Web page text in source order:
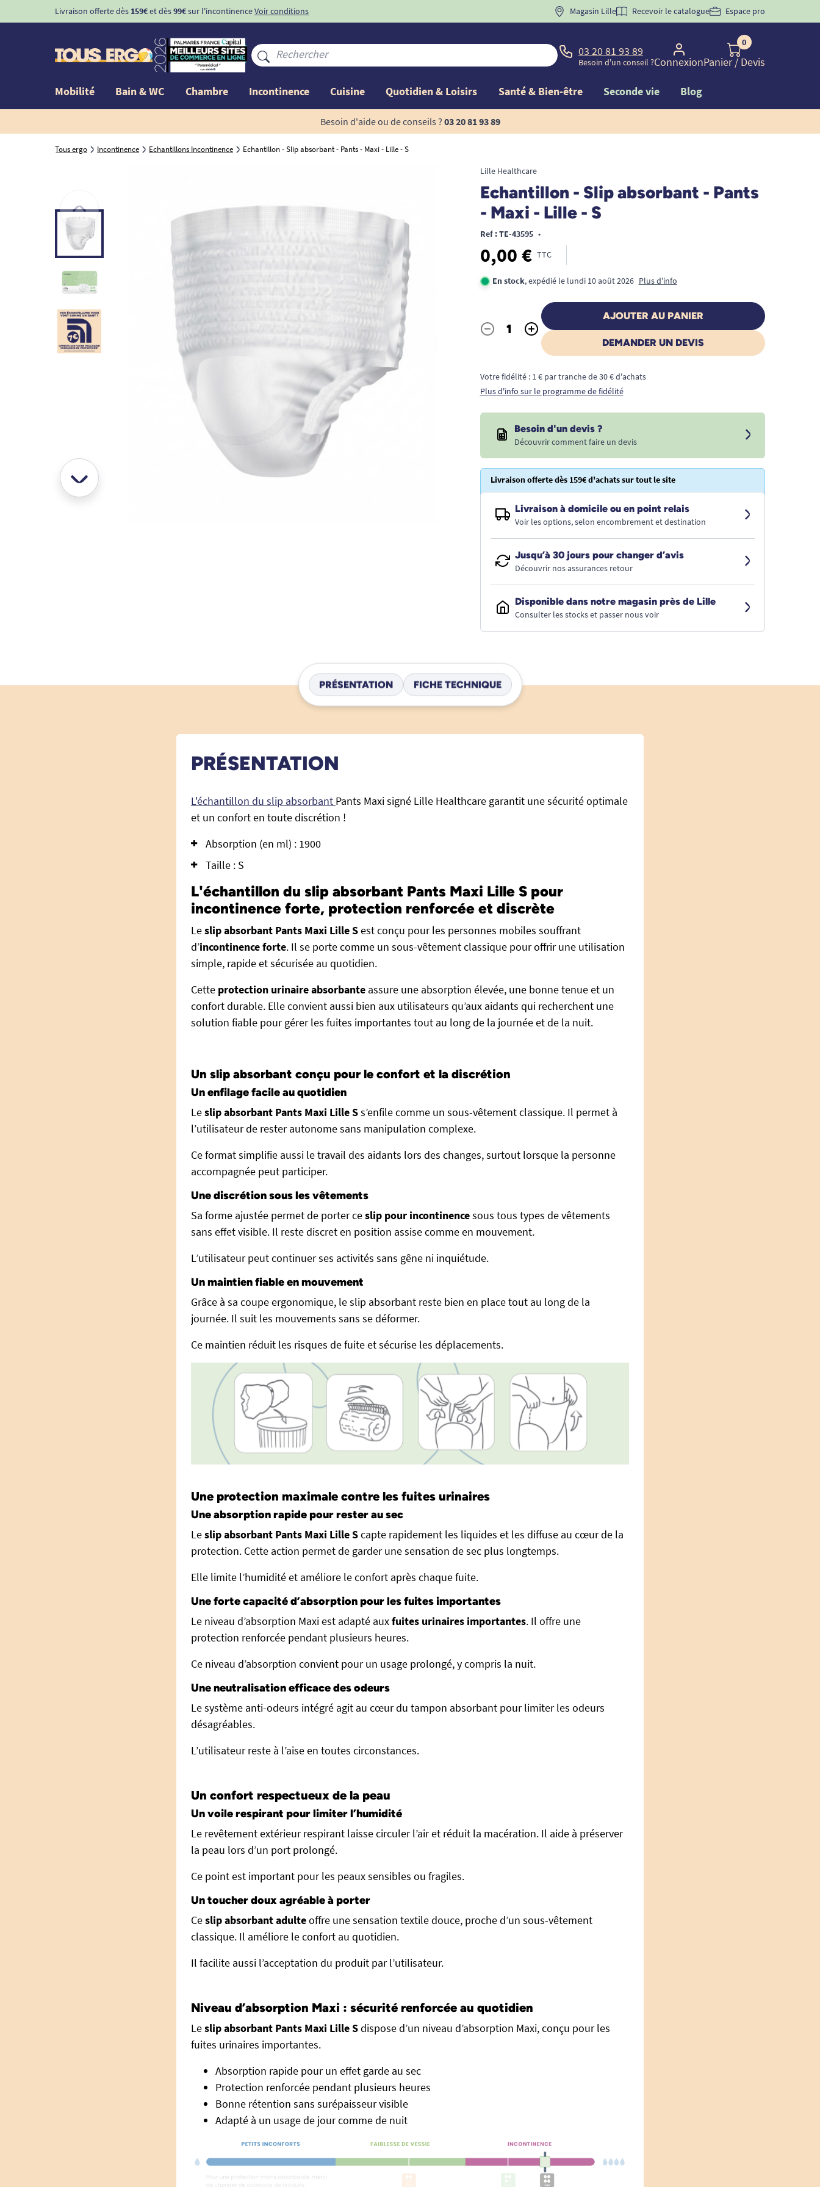
Livraison offerte dès 159€et dès99€sur l'incontinenceVoir conditions BIENVENUE" pourla 1ère commande d'incontinence
Magasin Lille Recevoir le catalogue Espace pro
03 20 81 93 89
Besoin d'un conseil ?Connexion
0
Panier/ Devis
Mobilité Bain & WC Chambre Incontinence Cuisine Quotidien & Loisirs Santé & Bien-être Seconde vie Blog
Besoin d'aide ou de conseils ? 03 20 81 93 89
Tous ergo Incontinence Echantillons Incontinence Echantillon - Slip absorbant - Pants - Maxi - Lille - S
Lille Healthcare
Echantillon - Slip absorbant - Pants
- Maxi - Lille - S
Ref : TE-43595 •
0,00 € TTC
En stock, expédié le lundi 10 août 2026 Plus d'info
Quantité
- +
AJOUTER AU PANIER
DEMANDER UN DEVIS
Votre fidélité : 1 € par tranche de 30 € d'achats
Plus d'info sur le programme de fidélité
Besoin d'un devis ?
Découvrir comment faire un devis
Livraison offerte dès 159€ d'achats sur tout le site
Livraison à domicile ou en point relais
Voir les options, selon encombrement et destination
Jusqu’à 30 jours pour changer d’avis
Découvrir nos assurances retour
Disponible dans notre magasin près de Lille
Consulter les stocks et passer nous voir
PRÉSENTATION FICHE TECHNIQUE
PRÉSENTATION
L'échantillon du slip absorbant Pants Maxi signé Lille Healthcare garantit une sécurité optimale
et un confort en toute discrétion !
Absorption (en ml) : 1900
Taille : S
L'échantillon du slip absorbant Pants Maxi Lille S pour
incontinence forte, protection renforcée et discrète
Leslip absorbant Pants Maxi Lille Sest conçu pour les personnes mobiles souffrant
d’incontinence forte. Il se porte comme un sous-vêtement classique pour offrir une utilisation
simple, rapide et sécurisée au quotidien.
Cette protection urinaire absorbante assure une absorption élevée, une bonne tenue et un
confort durable. Elle convient aussi bien aux utilisateurs qu’aux aidants qui recherchent une
solution fiable pour gérer les fuites importantes tout au long de la journée et de la nuit.
Un slip absorbant conçu pour le confort et la discrétion
Un enfilage facile au quotidien
Leslip absorbant Pants Maxi Lille Ss’enfile comme un sous-vêtement classique. Il permet à
l’utilisateur de rester autonome sans manipulation complexe.
Ce format simplifie aussi le travail des aidants lors des changes, surtout lorsque la personne
accompagnée peut participer.
Une discrétion sous les vêtements
Sa forme ajustée permet de porter ceslip pour incontinencesous tous types de vêtements
sans effet visible. Il reste discret en position assise comme en mouvement.
L’utilisateur peut continuer ses activités sans gêne ni inquiétude.
Un maintien fiable en mouvement
Grâce à sa coupe ergonomique, le slip absorbant reste bien en place tout au long de la
journée. Il suit les mouvements sans se déformer.
Ce maintien réduit les risques de fuite et sécurise les déplacements.
Une protection maximale contre les fuites urinaires
Une absorption rapide pour rester au sec
Leslip absorbant Pants Maxi Lille Scapte rapidement les liquides et les diffuse au cœur de la
protection. Cette action permet de garder une sensation de sec plus longtemps.
Elle limite l’humidité et améliore le confort après chaque fuite.
Une forte capacité d’absorption pour les fuites importantes
Le niveau d’absorption Maxi est adapté auxfuites urinaires importantes. Il offre une
protection renforcée pendant plusieurs heures.
Ce niveau d’absorption convient pour un usage prolongé, y compris la nuit.
Une neutralisation efficace des odeurs
Le système anti-odeurs intégré agit au cœur du tampon absorbant pour limiter les odeurs
désagréables.
L’utilisateur reste à l’aise en toutes circonstances.
Un confort respectueux de la peau
Un voile respirant pour limiter l’humidité
Le revêtement extérieur respirant laisse circuler l’air et réduit la macération. Il aide à préserver
la peau lors d’un port prolongé.
Ce point est important pour les peaux sensibles ou fragiles.
Un toucher doux agréable à porter
Ceslip absorbant adulteoffre une sensation textile douce, proche d’un sous-vêtement
classique. Il améliore le confort au quotidien.
Il facilite aussi l’acceptation du produit par l’utilisateur.
Niveau d’absorption Maxi : sécurité renforcée au quotidien
Leslip absorbant Pants Maxi Lille Sdispose d’un niveau d’absorption Maxi, conçu pour les
fuites urinaires importantes.
Absorption rapide pour un effet garde au sec
Protection renforcée pendant plusieurs heures
Bonne rétention sans surépaisseur visible
Adapté à un usage de jour comme de nuit